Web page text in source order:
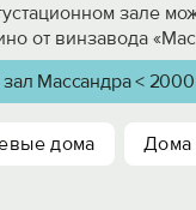
зале
от винзавода
Массандра <
дома Дома